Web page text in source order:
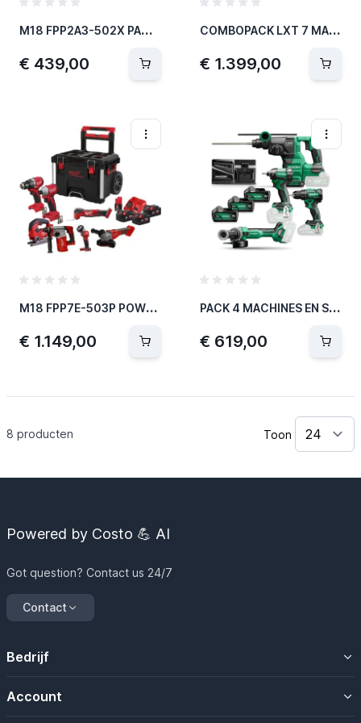
M
18 FPP2A3-502X PACK SLAGBOORMACHINE + SLAGSCHROEVENDRAAIER
€ 439,00
C
OMBOPACK LXT 7 MACHINES 18V DLX7030T3J
€ 1.399,00
M
18 FPP7E-503P POWERPACK 4933499297
€ 1.149,00
P
ACK 4 MACHINES EN SAC
€ 619,00
8 producten Toon
Powered by Costo 💪 AI
Got question? Contact us 24/7
Contact
Bedrijf
Account